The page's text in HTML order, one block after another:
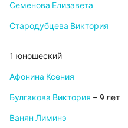
Семенова Елизавета
Стародубцева Виктория
1 юношеский
Афонина Ксения
Булгакова Виктория – 9 лет
Ванян Лиминэ